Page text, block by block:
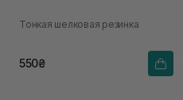
Тонкая шелковая резинка
550₴